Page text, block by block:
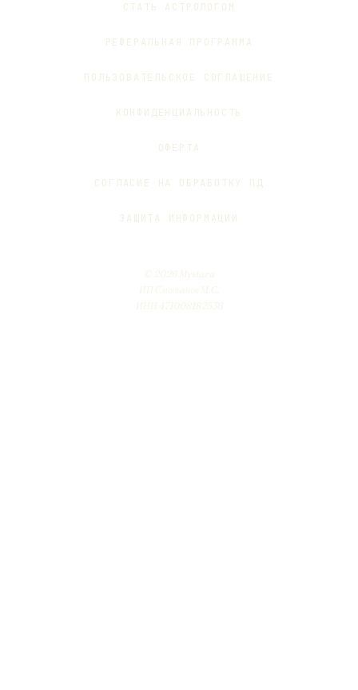
СТАТЬ АСТРОЛОГОМ
РЕФЕРАЛЬНАЯ ПРОГРАММА
ПОЛЬЗОВАТЕЛЬСКОЕ СОГЛАШЕНИЕ
КОНФИДЕНЦИАЛЬНОСТЬ
ОФЕРТА
СОГЛАСИЕ НА ОБРАБОТКУ ПД
ЗАЩИТА ИНФОРМАЦИИ